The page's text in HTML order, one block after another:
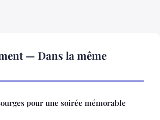
— Dans la même
pour une soirée mémorable